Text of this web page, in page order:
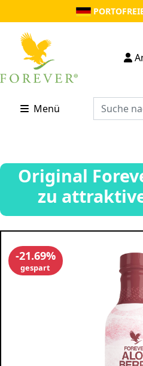
Menü
Original
zu
-21.69%
gespart